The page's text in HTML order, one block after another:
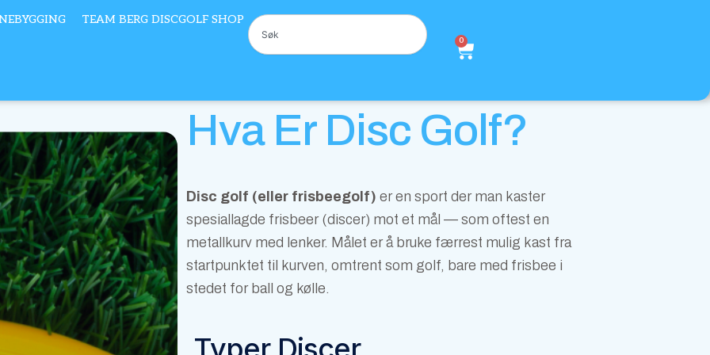
TEAM BERG DISCGOLF SHOP Søk
0
Handlekurv
Hva Er Disc Golf?
Disc golf (eller frisbeegolf) er en sport der man kaster
spesiallagde frisbeer (discer) mot et mål — som oftest en
metallkurv med lenker. Målet er å bruke færrest mulig kast fra
startpunktet til kurven, omtrent som golf, bare med frisbee i
stedet for ball og kølle.